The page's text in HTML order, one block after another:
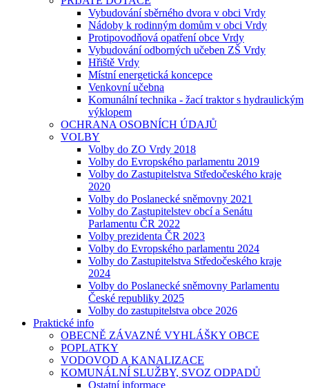
Vybudování sběrného dvora v obci Vrdy
Nádoby k rodinným domům v obci Vrdy
Protipovodňová opatření obce Vrdy
Vybudování odborných učeben ZŠ Vrdy
Hřiště Vrdy
Místní energetická koncepce
Venkovní učebna
Komunální technika - žací traktor s hydraulickým
výklopem
OCHRANA OSOBNÍCH ÚDAJŮ
VOLBY
Volby do ZO Vrdy 2018
Volby do Evropského parlamentu 2019
Volby do Zastupitelstva Středočeského kraje
2020
Volby do Poslanecké sněmovny 2021
Volby do Zastupitelstev obcí a Senátu
Parlamentu ČR 2022
Volby prezidenta ČR 2023
Volby do Evropského parlamentu 2024
Volby do Zastupitelstva Středočeského kraje
2024
Volby do Poslanecké sněmovny Parlamentu
České republiky 2025
Volby do zastupitelstva obce 2026
Praktické info
OBECNĚ ZÁVAZNÉ VYHLÁŠKY OBCE
POPLATKY
VODOVOD A KANALIZACE
KOMUNÁLNÍ SLUŽBY, SVOZ ODPADŮ
Ostatní informace